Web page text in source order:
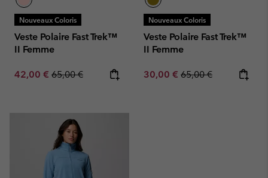
Nouveaux Coloris
Veste Polaire Fast Trek™
II Femme
Sale price:
42,00 € Regular price:
65,00 €
Nouveaux Coloris
Veste Polaire Fast Trek™
II Femme
Sale price:
30,00 € Regular price:
65,00 €